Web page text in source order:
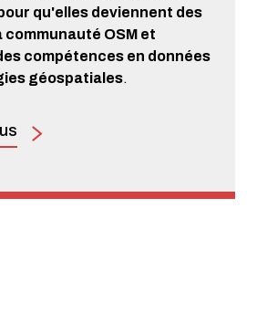
qu'elles deviennent des
communauté OSM et
compétences en données
géospatiales.